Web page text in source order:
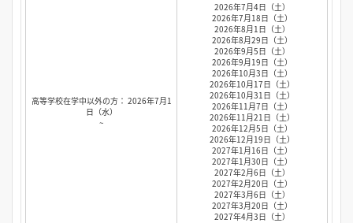
高等学校在学中以外の方： 2026年7月1
日（水）
~
2026年7月4日（土）
2026年7月18日（土）
2026年8月1日（土）
2026年8月29日（土）
2026年9月5日（土）
2026年9月19日（土）
2026年10月3日（土）
2026年10月17日（土）
2026年10月31日（土）
2026年11月7日（土）
2026年11月21日（土）
2026年12月5日（土）
2026年12月19日（土）
2027年1月16日（土）
2027年1月30日（土）
2027年2月6日（土）
2027年2月20日（土）
2027年3月6日（土）
2027年3月20日（土）
2027年4月3日（土）